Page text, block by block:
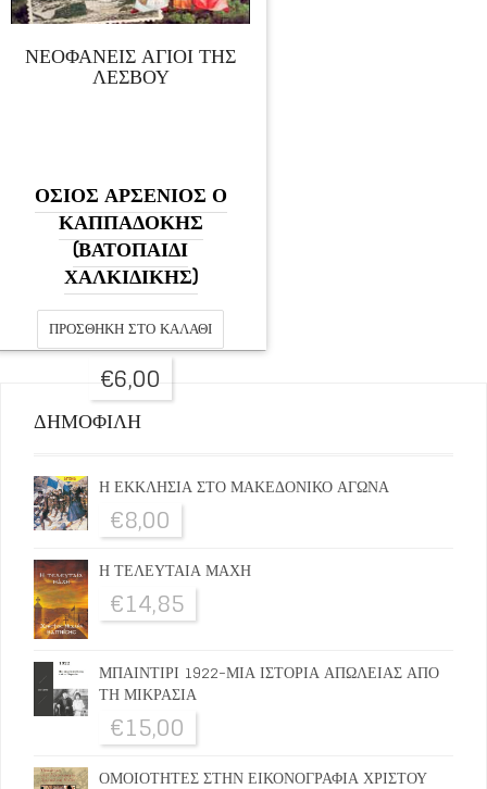
ΝΕΟΦΑΝΕΙΣ ΑΓΙΟΙ ΤΗΣ
ΛΕΣΒΟΥ
ΟΣΙΟΣ ΑΡΣΕΝΙΟΣ Ο
ΚΑΠΠΑΔΟΚΗΣ
(ΒΑΤΟΠΑΙΔΙ
ΧΑΛΚΙΔΙΚΗΣ)
ΠΡΟΣΘΉΚΗ ΣΤΟ ΚΑΛΆΘΙ
€6,00
ΔΗΜΟΦΙΛΗ
Η ΕΚΚΛΗΣΙΑ ΣΤΟ ΜΑΚΕΔΟΝΙΚΟ ΑΓΩΝΑ
€8,00
Η ΤΕΛΕΥΤΑΙΑ ΜΑΧΗ
€14,85
ΜΠΑΙΝΤΙΡΙ 1922-ΜΙΑ ΙΣΤΟΡΙΑ ΑΠΩΛΕΙΑΣ ΑΠΟ
ΤΗ ΜΙΚΡΑΣΙΑ
€15,00
ΟΜΟΙΟΤΗΤΕΣ ΣΤΗΝ ΕΙΚΟΝΟΓΡΑΦΙΑ ΧΡΙΣΤΟΥ